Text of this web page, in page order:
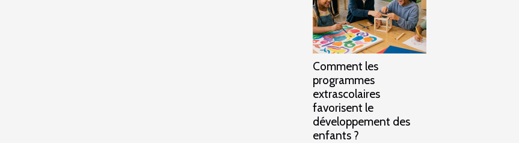
Comment les
programmes
extrascolaires
favorisent le
développement des
enfants ?